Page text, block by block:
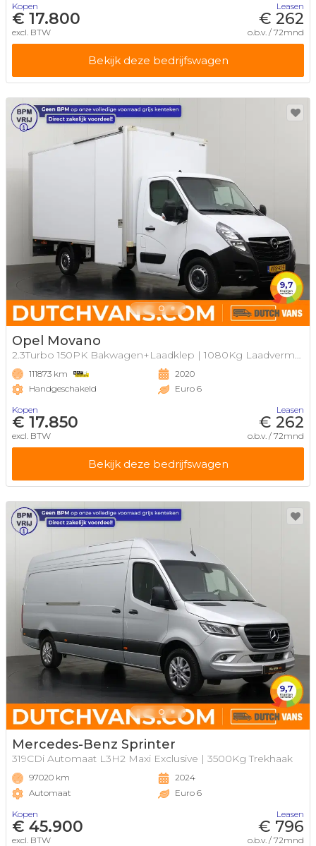
Kopen
€ 17.800
excl. BTW
Leasen
€ 262
o.b.v. / 72mnd
Bekijk deze bedrijfswagen
Opel Movano
111873 km
Handgeschakeld
2020
Euro 6
Kopen
€ 17.850
excl. BTW
Leasen
€ 262
o.b.v. / 72mnd
Bekijk deze bedrijfswagen
Mercedes-Benz Sprinter
319CDi Automaat L3H2 Maxi Exclusive | 3500Kg Trekhaak
97020 km
Automaat
2024
Euro 6
Kopen
€ 45.900
excl. BTW
Leasen
€ 796
o.b.v. / 72mnd